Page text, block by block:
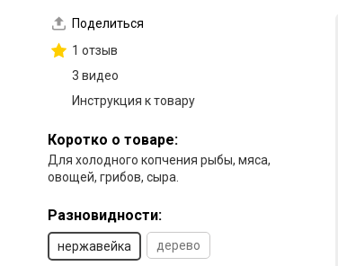
Поделиться
1 отзыв
3 видео
Инструкция к товару
Коротко о товаре:
Для холодного копчения рыбы, мяса,
овощей, грибов, сыра.
Разновидности:
нержавейка дерево